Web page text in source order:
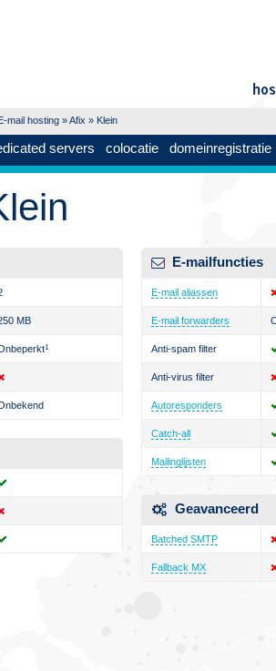
mail hosting »Afix » Klein
servers colocatie domeinregistratie
MB
1
E-mailfuncties
E-mail aliassen
E-mail forwarders
Anti-spam filter
Anti-virus filter
Autoresponders
Catch-all
Mailinglijsten
Geavanceerd
Batched SMTP
Fallback MX